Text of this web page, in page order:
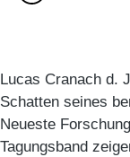
Lucas Cranach d.
Schatten seines
Neueste
Tagungsband